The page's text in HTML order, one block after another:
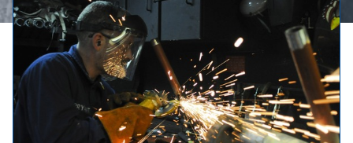
UNSERE PARTNER
MASCHINEN
PRODUKTE